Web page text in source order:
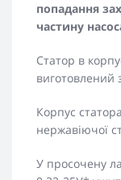
попадання
частину
Статор в
виготовлений
Корпус
нержавіючої
У просочену